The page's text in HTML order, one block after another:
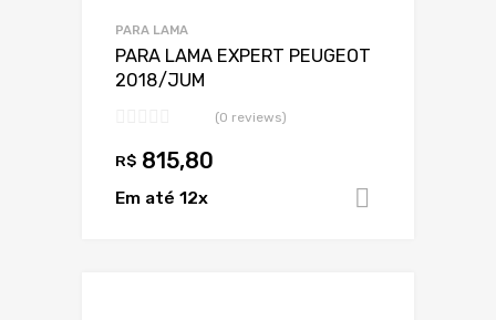
PARA LAMA
PARA LAMA EXPERT PEUGEOT
2018/JUM
(0 reviews)
R$ 815,80
Em até 12x